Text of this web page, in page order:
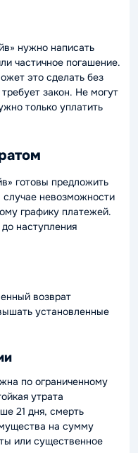
нужно написать
частичное погашение.
это сделать без
закон. Не могут
только уплатить
готовы предложить
невозможности
графику платежей.
наступления
возврат
установленные
по ограниченному
утрата
21 дня, смерть
на сумму
или существенное